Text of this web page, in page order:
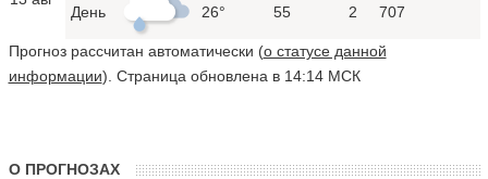
День 26° 55 2 707
Прогноз рассчитан автоматически (о статусе данной
информации). Страница обновлена в 14:14 МСК
О ПРОГНОЗАХ